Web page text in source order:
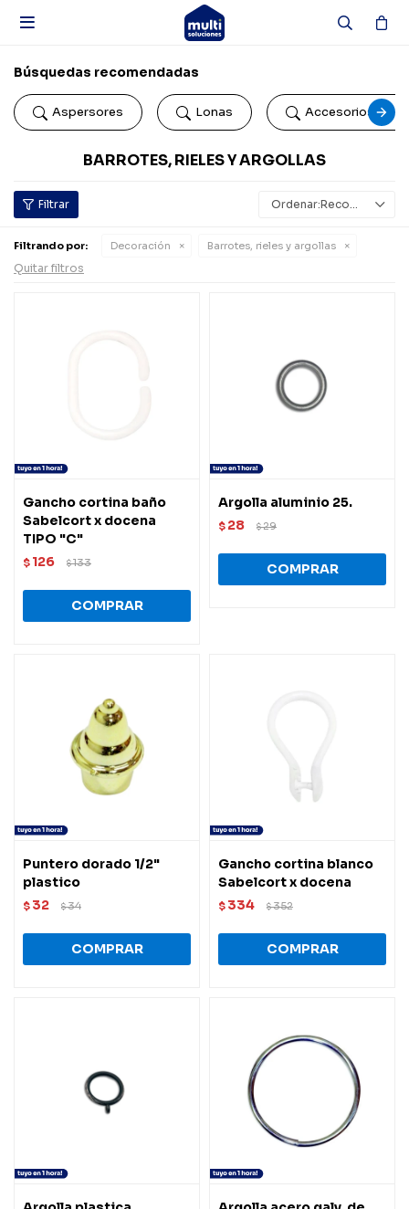

Búsquedas recomendadas
Aspersores Lonas Accesorios de
BARROTES, RIELES Y ARGOLLAS
Recomendados
Filtrando por: Decoración Barrotes, rieles y argollas
Quitar filtros
Gancho cortina baño
Sabelcort x docena
TIPO "C"
$ 126 $133
Argolla aluminio 25.
$ 28 $29
Puntero dorado 1/2"
plastico
$ 32 $34
Gancho cortina blanco
Sabelcort x docena
$ 334 $352